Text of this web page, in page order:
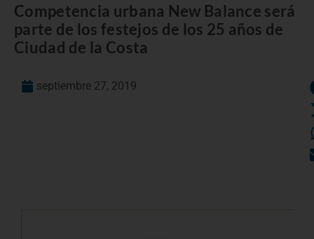
Competencia urbana New Balance será
parte de los festejos de los 25 años de
Ciudad de la Costa
septiembre 27, 2019